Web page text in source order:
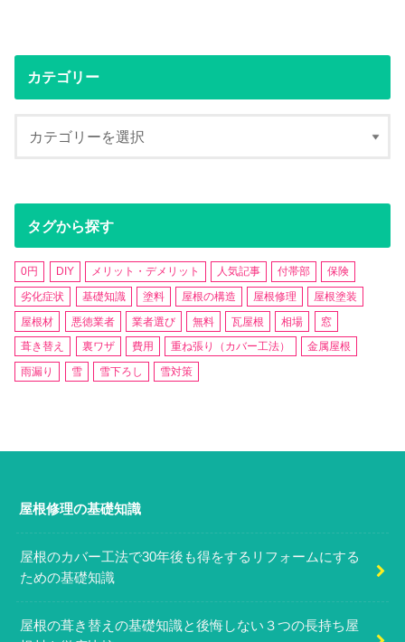
カテゴリー
タグから探す
0円 DIY メリット・デメリット 人気記事 付帯部
保険
劣化症状
基礎知識 塗料 屋根の構造 屋根修理
屋根塗装
屋根材
悪徳業者 業者選び 無料 瓦屋根 相場
窓
葺き替え
裏ワザ 費用 重ね張り（カバー工法）
金属屋根
雨漏り
雪 雪下ろし 雪対策
屋根修理の基礎知識
屋根のカバー工法で30年後も得をするリフォームにする
ための基礎知識
屋根の葺き替えの基礎知識と後悔しない３つの長持ち屋